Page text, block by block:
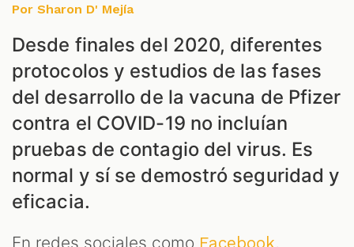
Por Sharon D' Mejía
Desde finales del 2020, diferentes
protocolos y estudios de las fases
del desarrollo de la vacuna de Pfizer
contra el COVID-19 no incluían
pruebas de contagio del virus. Es
normal y sí se demostró seguridad y
eficacia.
En redes sociales como Facebook,